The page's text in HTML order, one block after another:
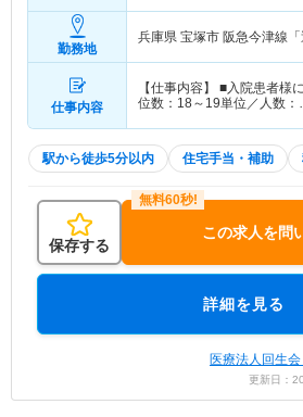
勤務地
兵庫県 宝塚市 阪急今津線「
仕事内容
【仕事内容】 ■入院患者様
位数：18～19単位／人数
駅から徒歩5分以内 住宅手当・補助
保存する
この求人を問
詳細を見る
医療法人回生
更新日：